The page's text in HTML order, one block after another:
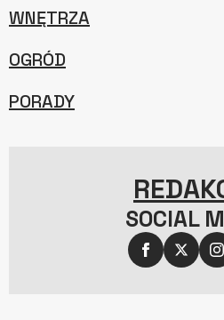
WNĘTRZA
OGRÓD
PORADY
SOCIAL